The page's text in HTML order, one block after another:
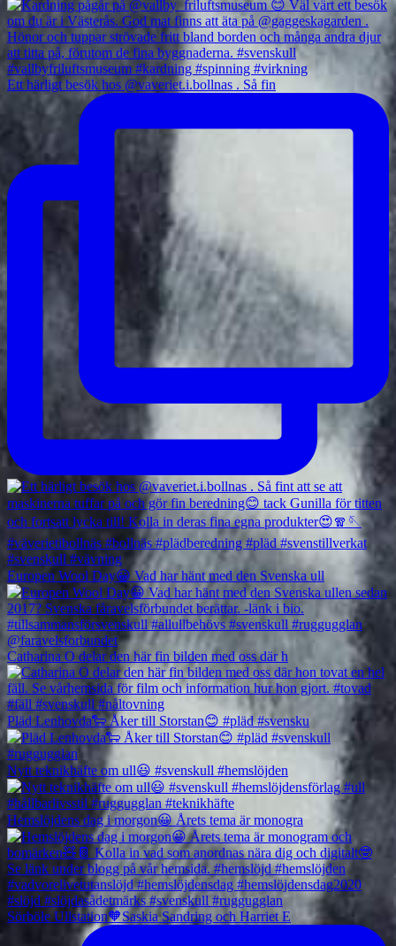
Ett härligt besök hos @vaveriet.i.bollnas . Så fin
Europen Wool Day😀 Vad har hänt med den Svenska ull
Catharina O delar den här fin bilden med oss där h
Pläd Lenhovda🐑 Åker till Storstan😊 #pläd #svensku
Nytt teknikhäfte om ull😃 #svenskull #hemslöjden
Hemslöjdens dag i morgon😀 Årets tema är monogra
Sörböle Ullstation🧡Saskia Sandring och Harriet E